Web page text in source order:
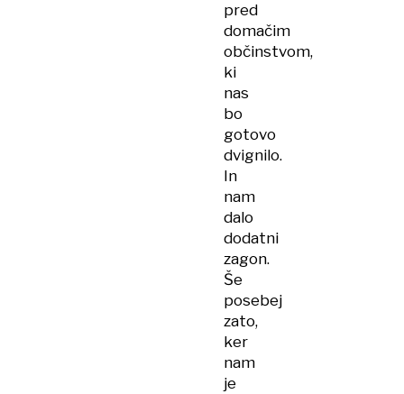
pred
domačim
občinstvom,
ki
nas
bo
gotovo
dvignilo.
In
nam
dalo
dodatni
zagon.
Še
posebej
zato,
ker
nam
je